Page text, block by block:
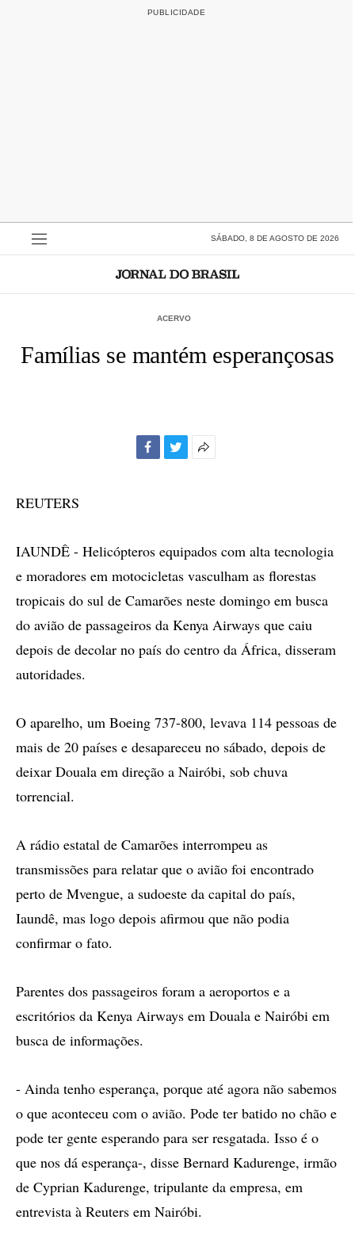
SÁBADO, 8 DE AGOSTO DE 2026
ACERVO
Famílias se mantém esperançosas
REUTERS
IAUNDÊ - Helicópteros equipados com alta tecnologia
e moradores em motocicletas vasculham as florestas
tropicais do sul de Camarões neste domingo em busca
do avião de passageiros da Kenya Airways que caiu
depois de decolar no país do centro da África, disseram
autoridades.
O aparelho, um Boeing 737-800, levava 114 pessoas de
mais de 20 países e desapareceu no sábado, depois de
deixar Douala em direção a Nairóbi, sob chuva
torrencial.
A rádio estatal de Camarões interrompeu as
transmissões para relatar que o avião foi encontrado
perto de Mvengue, a sudoeste da capital do país,
Iaundê, mas logo depois afirmou que não podia
confirmar o fato.
Parentes dos passageiros foram a aeroportos e a
escritórios da Kenya Airways em Douala e Nairóbi em
busca de informações.
- Ainda tenho esperança, porque até agora não sabemos
o que aconteceu com o avião. Pode ter batido no chão e
pode ter gente esperando para ser resgatada. Isso é o
que nos dá esperança-, disse Bernard Kadurenge, irmão
de Cyprian Kadurenge, tripulante da empresa, em
entrevista à Reuters em Nairóbi.